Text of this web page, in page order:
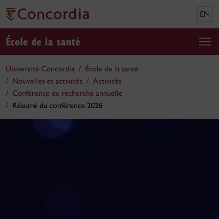
EN
École de la santé
Université Concordia
École de la santé
Nouvelles et activités
Activités
Conférence de recherche annuelle
Résumé du conférence 2026